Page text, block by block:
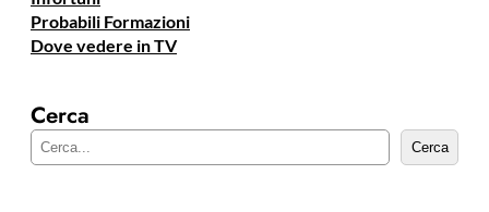
Probabili Formazioni
Dove vedere in TV
Cerca
e
Cerca